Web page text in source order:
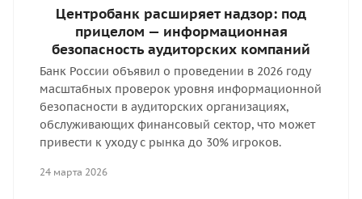
Центробанк расширяет надзор: под
прицелом — информационная
безопасность аудиторских компаний
Банк России объявил о проведении в 2026 году
масштабных проверок уровня информационной
безопасности в аудиторских организациях,
обслуживающих финансовый сектор, что может
привести к уходу с рынка до 30% игроков.
24 марта 2026